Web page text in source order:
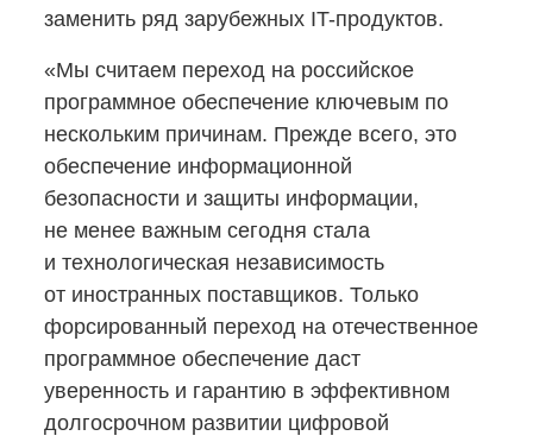
заменить ряд зарубежных IT-продуктов.
«Мы считаем переход на российское
программное обеспечение ключевым по
нескольким причинам. Прежде всего, это
обеспечение информационной
безопасности и защиты информации,
не менее важным сегодня стала
и технологическая независимость
от иностранных поставщиков. Только
форсированный переход на отечественное
программное обеспечение даст
уверенность и гарантию в эффективном
долгосрочном развитии цифровой